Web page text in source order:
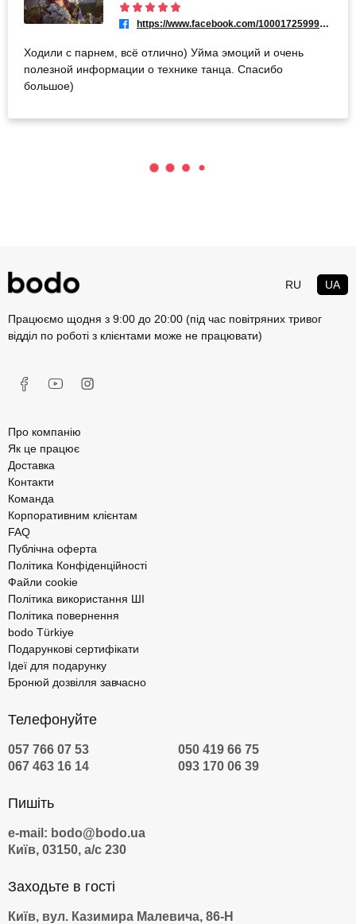
https://www.facebook.com/100017259993420
Ходили с парнем, всё отлично) Уйма эмоций и очень
полезной информации о технике танца. Спасибо
большое)
RU UA
Працюємо щодня з 9:00 до 20:00 (під час повітряних тривог
відділ по роботі з клієнтами може не працювати)
Про компанію
Як це працює
Доставка
Контакти
Команда
Корпоративним клієнтам
FAQ
Публічна оферта
Політика Конфіденційності
Файли cookie
Політика використання ШІ
Політика повернення
bodo Türkiye
Подарункові сертифікати
Ідеї для подарунку
Бронюй дозвілля завчасно
Телефонуйте
057 766 07 53
050 419 66 75
067 463 16 14
093 170 06 39
Пишіть
e-mail: bodo@bodo.ua
Київ, 03150, а/с 230
Заходьте в гості
Київ, вул. Казимира Малевича, 86-Н